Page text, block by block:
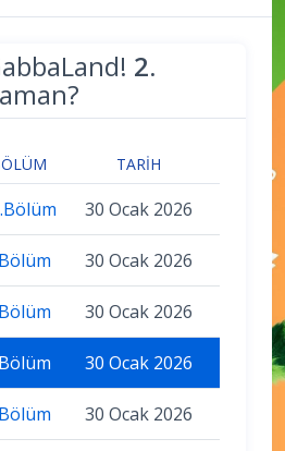
2.
TARIH
30 Ocak 2026
30 Ocak 2026
30 Ocak 2026
30 Ocak 2026
30 Ocak 2026